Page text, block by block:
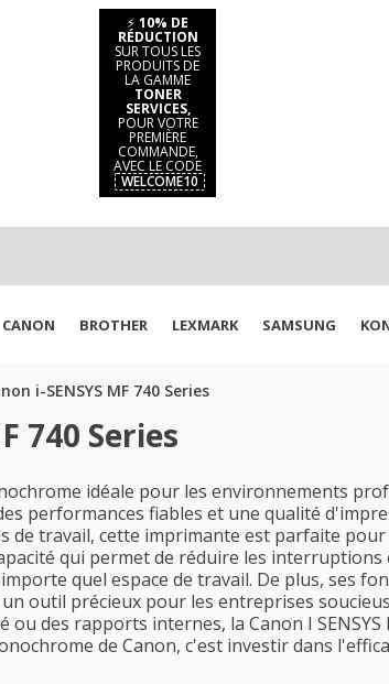
⚡ 10% DE
RÉDUCTION
SUR TOUS LES
PRODUITS DE
LA GAMME
TONER
SERVICES,
POUR VOTRE
PREMIÈRE
COMMANDE,
AVEC LE CODE
WELCOME10
CANON BROTHER LEXMARK SAMSUNG
i-SENSYS MF 740 Series
740 Series
idéale pour les environnements
performances fiables et une qualité
travail, cette imprimante est parfaite pour
qui permet de réduire les
quel espace de travail. De plus, ses
outil précieux pour les entreprises
des rapports internes, la Canon I SENSYS
de Canon, c'est investir dans